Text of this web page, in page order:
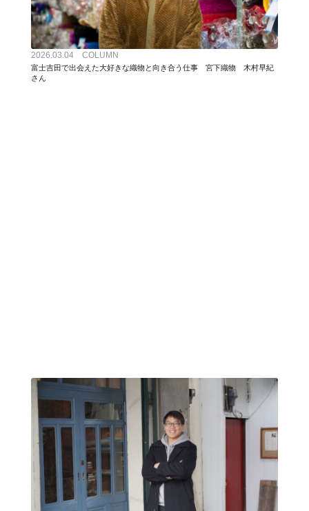
2026.03.04 COLUMN
富士吉田で出会えた大好きな織物と向き合う仕事 宮下織物 木村早紀
さん